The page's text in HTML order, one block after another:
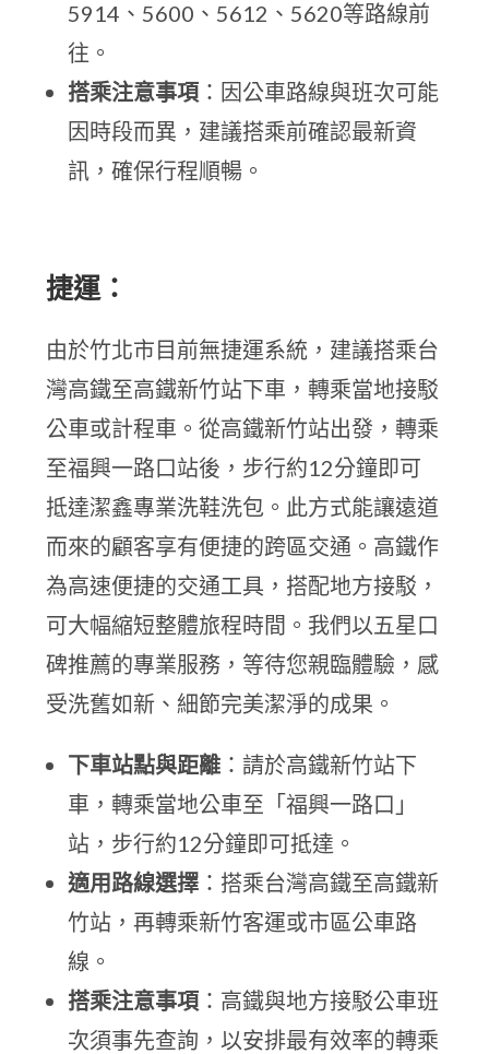
5914、5600、5612、5620等路線前
往。
搭乘注意事項 ：因公車路線與班次可能
因時段而異，建議搭乘前確認最新資
訊，確保行程順暢。
捷運：
由於竹北市目前無捷運系統，建議搭乘台
灣高鐵至高鐵新竹站下車，轉乘當地接駁
公車或計程車。從高鐵新竹站出發，轉乘
至福興一路口站後，步行約12分鐘即可
抵達潔鑫專業洗鞋洗包。此方式能讓遠道
而來的顧客享有便捷的跨區交通。高鐵作
為高速便捷的交通工具，搭配地方接駁，
可大幅縮短整體旅程時間。我們以五星口
碑推薦的專業服務，等待您親臨體驗，感
受洗舊如新、細節完美潔淨的成果。
下車站點與距離 ：請於高鐵新竹站下
車，轉乘當地公車至「福興一路口」
站，步行約12分鐘即可抵達。
適用路線選擇 ：搭乘台灣高鐵至高鐵新
竹站，再轉乘新竹客運或市區公車路
線。
搭乘注意事項 ：高鐵與地方接駁公車班
次須事先查詢，以安排最有效率的轉乘